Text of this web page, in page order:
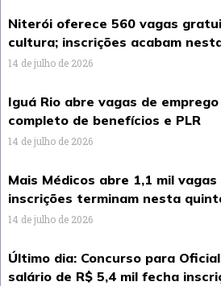
Niterói oferece 560 vagas
cultura; inscrições acabam
14 de julho de 2026
Iguá Rio abre vagas de
completo de benefícios e PLR
14 de julho de 2026
Mais Médicos abre 1,1 mil
inscrições terminam nesta
14 de julho de 2026
Último dia: Concurso para
salário de R$ 5,4 mil fecha